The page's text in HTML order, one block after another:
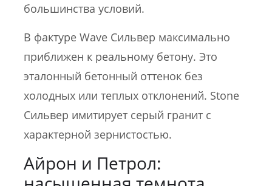
большинства условий.
В фактуре Wave Сильвер максимально
приближен к реальному бетону. Это
эталонный бетонный оттенок без
холодных или теплых отклонений. Stone
Сильвер имитирует серый гранит с
характерной зернистостью.
Айрон и Петрол: